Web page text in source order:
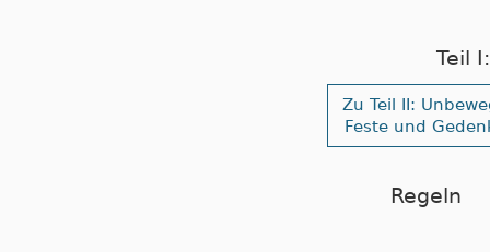
Teil
Zu Teil II:
Feste und
Regeln